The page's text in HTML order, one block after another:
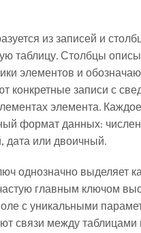
из записей и
таблицу. Столбцы
элементов и
конкретные записи с
элемента.
формат данных:
дата или двоичный.
однозначно выделяет
главным ключом
с уникальными
связи между таблицами